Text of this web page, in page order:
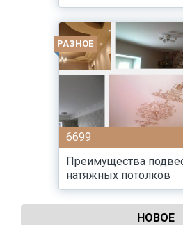
РАЗНОЕ
6699
Преимущества
натяжных потолков
НОВОЕ